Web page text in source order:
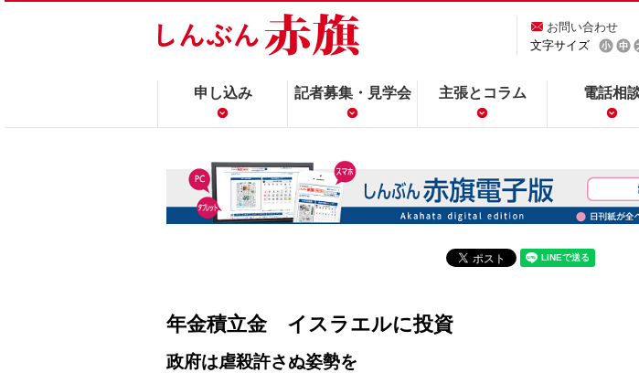
お問い合わせ
文字サイズ
申し込み 記者募集・見学会 主張とコラム 電話相
年金積立金 イスラエルに投資
政府は虐殺許さぬ姿勢を